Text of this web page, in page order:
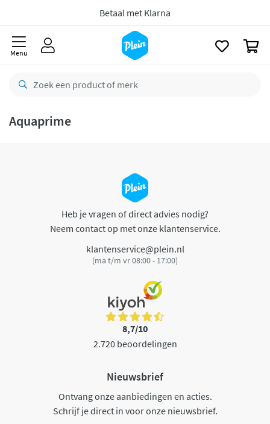
Betaal met Klarna
Menu
Aquaprime
Heb je vragen of direct advies nodig?
Neem contact op met onze klantenservice.
klantenservice@plein.nl
(ma t/m vr 08:00 - 17:00)
8,7/10
2.720 beoordelingen
Nieuwsbrief
Ontvang onze aanbiedingen en acties.
Schrijf je direct in voor onze nieuwsbrief.